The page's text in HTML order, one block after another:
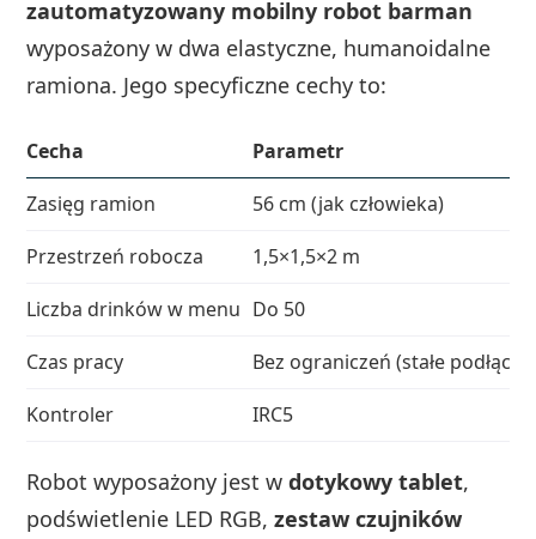
zautomatyzowany mobilny robot barman
wyposażony w dwa elastyczne, humanoidalne
ramiona. Jego specyficzne cechy to:
Cecha
Parametr
Zasięg ramion
56 cm (jak człowieka)
Przestrzeń robocza
1,5×1,5×2 m
Liczba drinków w menu Do 50
Czas pracy
Bez ograniczeń (stałe
Kontroler
IRC5
Robot wyposażony jest wdotykowy tablet,
podświetlenie LED RGB,zestaw czujników